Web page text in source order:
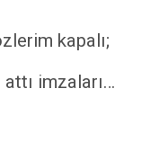
kapalı;
imzaları…